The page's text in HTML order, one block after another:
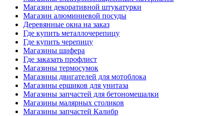
Магазин декоративной штукатурки
Магазин алюминиевой посуды
Деревянные окна на заказ
Где купить металлочерепицу
Где купить черепицу
Магазины шифера
Где заказать профлист
Магазины термосумок
Магазины двигателей для мотоблока
Магазины ершиков для унитаза
Магазины запчастей для бетономешалки
Магазины малярных столиков
Магазины запчастей Калибр